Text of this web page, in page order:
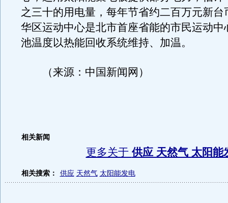
之三十的用电量，每年节省约二百万元新台
华区运动中心是北市首座省能的市民运动中
池温度以热能回收系统维持、加温。
（来源：中国新闻网）
相关新闻
更多关于供应 天然气 太阳能
相关搜索： 供应 天然气 太阳能发电